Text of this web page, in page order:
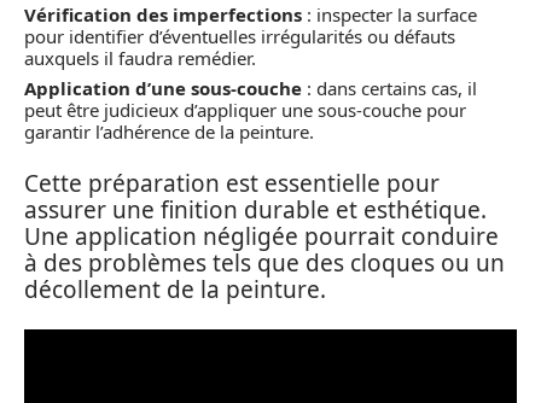
Vérification des imperfections : inspecter la surface
pour identifier d’éventuelles irrégularités ou défauts
auxquels il faudra remédier.
Application d’une sous-couche : dans certains cas, il
peut être judicieux d’appliquer une sous-couche pour
garantir l’adhérence de la peinture.
Cette préparation est essentielle pour
assurer une finition durable et esthétique.
Une application négligée pourrait conduire
à des problèmes tels que des cloques ou un
décollement de la peinture.